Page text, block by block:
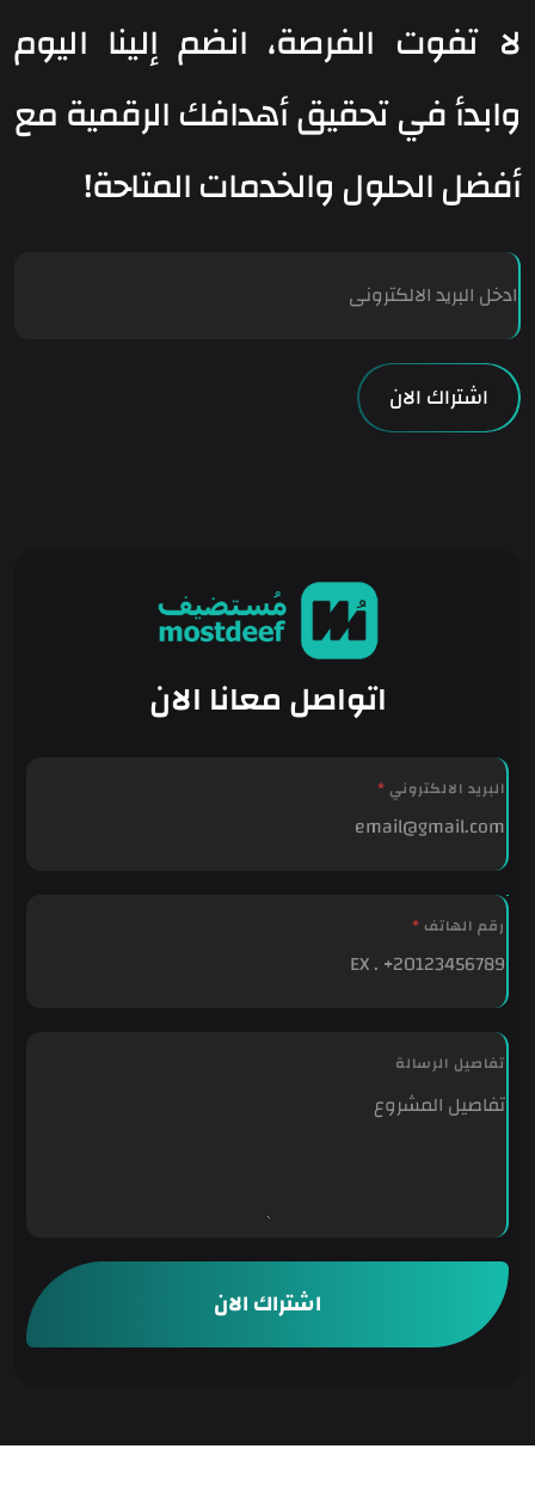
لا تفوت الفرصة، انضم إلينا اليوم
وابدأ في تحقيق أهدافك الرقمية مع
أفضل الحلول والخدمات المتاحة!
m
a
l
*
اشتراك الان
اتواصل معانا الان
البريد الالكتروني *
ا
ل
ه
ت
ف
ا
ل
ا
ر
ي
رقم الهاتف *
تفاصيل الرسالة
اشتراك الان